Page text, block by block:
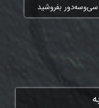
سی‌وسه‌دور بفروشید